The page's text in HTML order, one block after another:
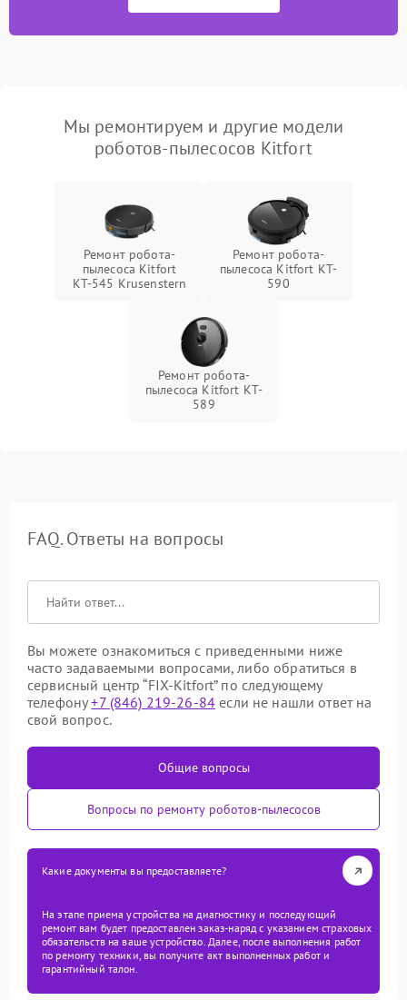
Мы ремонтируем и другие модели
роботов-пылесосов Kitfort
Ремонт робота-
пылесоса Kitfort
КТ-545 Krusenstern
Ремонт робота-
пылесоса Kitfort KT-
590
Ремонт робота-
пылесоса Kitfort KT-
589
FAQ. Ответы на вопросы
Вы можете ознакомиться с приведенными ниже
часто задаваемыми вопросами, либо обратиться в
сервисный центр “FIX-Kitfort” по следующему
телефону+7 (846) 219-26-84 если не нашли ответ на
свой вопрос.
Общие вопросы
Вопросы по ремонту роботов-пылесосов
Какие документы вы предоставляете?
На этапе приема устройства на диагностику и последующий
ремонт вам будет предоставлен заказ-наряд с указанием страховых
обязательств на ваше устройство. Далее, после выполнения работ
по ремонту техники, вы получите акт выполненных работ и
гарантийный талон.